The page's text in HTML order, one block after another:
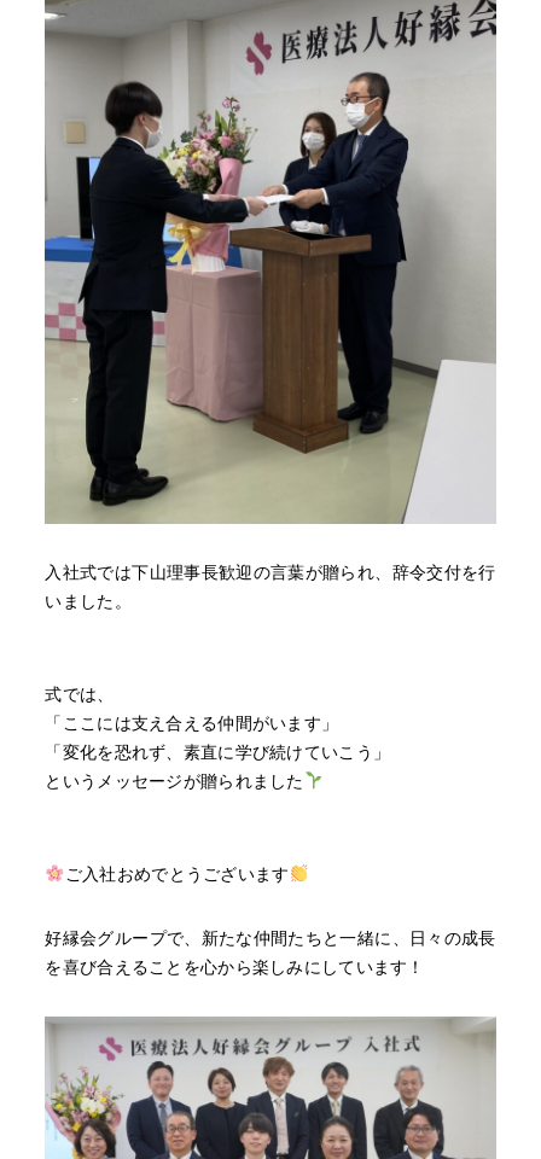
入社式では下山理事長歓迎の言葉が贈られ、辞令交付を行
いました。
式では、
「ここには支え合える仲間がいます」
「変化を恐れず、素直に学び続けていこう」
というメッセージが贈られました
ご入社おめでとうございます
好縁会グループで、新たな仲間たちと一緒に、日々の成長
を喜び合えることを心から楽しみにしています！